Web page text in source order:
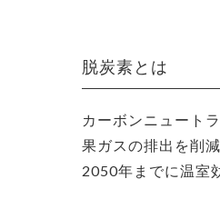
脱炭素とは
カーボンニュート
果ガスの排出を削
2050年までに温室